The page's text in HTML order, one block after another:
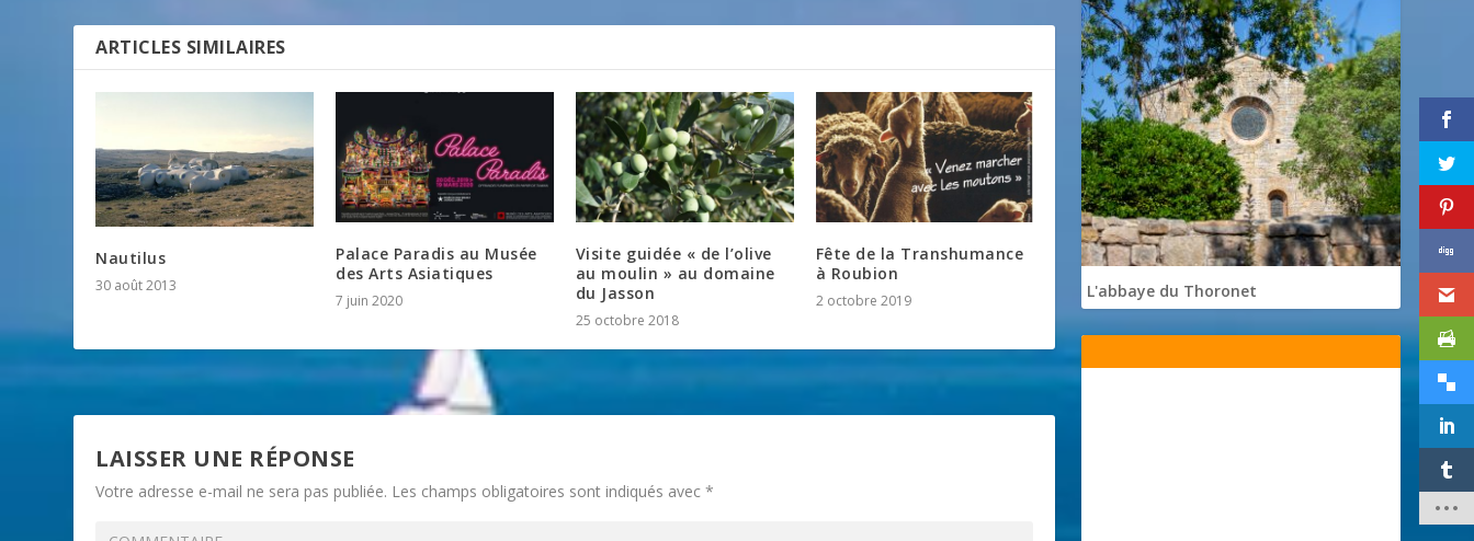
ARTICLES SIMILAIRES
Nautilus
30 août 2013
Palace Paradis au Musée
des Arts Asiatiques
7 juin 2020
Visite guidée « de l’olive
au moulin » au domaine
du Jasson
25 octobre 2018
Fête de la Transhumance
à Roubion
2 octobre 2019
LAISSER UNE RÉPONSE
Votre adresse e-mail ne sera pas publiée. Les champs obligatoires sont indiqués avec*
L'abbaye du Thoronet